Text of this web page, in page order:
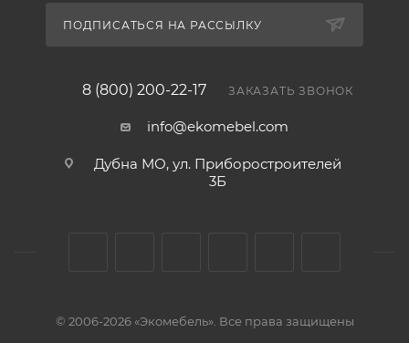
ПОДПИСАТЬСЯ НА РАССЫЛКУ
8 (800) 200-22-17 ЗАКАЗАТЬ ЗВОНОК
info@ekomebel.com
Дубна МО, ул. Приборостроителей
3Б
© 2006-2026 «Экомебель». Все права защищены